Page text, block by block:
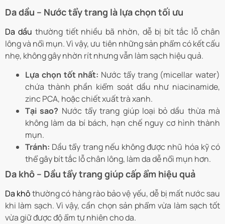
Da dầu – Nước tẩy trang là lựa chọn tối ưu
Da dầu thường tiết nhiều bã nhờn, dễ bị bít tắc lỗ chân
lông và nổi mụn. Vì vậy, ưu tiên những sản phẩm có kết cấu
nhẹ, không gây nhờn rít nhưng vẫn làm sạch hiệu quả.
Lựa chọn tốt nhất: Nước tẩy trang (micellar water)
chứa thành phần kiểm soát dầu như niacinamide,
zinc PCA, hoặc chiết xuất trà xanh.
Tại sao? Nước tẩy trang giúp loại bỏ dầu thừa mà
không làm da bí bách, hạn chế nguy cơ hình thành
mụn.
Tránh: Dầu tẩy trang nếu không được nhũ hóa kỹ có
thể gây bít tắc lỗ chân lông, làm da dễ nổi mụn hơn.
Da khô – Dầu tẩy trang giúp cấp ẩm hiệu quả
Da khôthường có hàng rào bảo vệ yếu, dễ bị mất nước sau
khi làm sạch. Vì vậy, cần chọn sản phẩm vừa làm sạch tốt
vừa giữ được độ ẩm tự nhiên cho da.